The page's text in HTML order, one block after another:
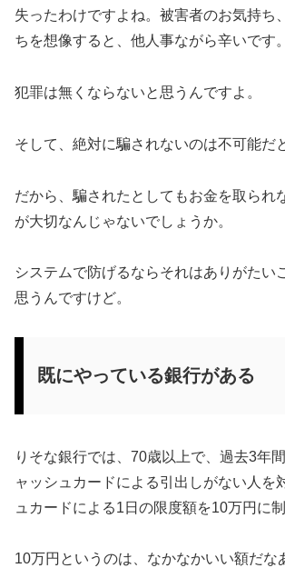
失ったわけですよね。被害者のお気持ち
ちを想像すると、他人事ながら辛いです。
犯罪は無くならないと思うんですよ。
そして、絶対に騙されないのは不可能だ
だから、騙されたとしてもお金を取られ
が大切なんじゃないでしょうか。
システムで防げるならそれはありがたい
思うんですけど。
既にやっている銀行がある
りそな銀行では、70歳以上で、過去3年
ャッシュカードによる引出しがない人を
ュカードによる1日の限度額を10万円に
10万円というのは、なかなかいい額だな